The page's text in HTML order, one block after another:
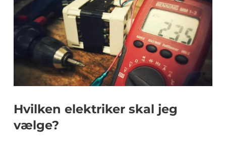
Hvilken elektriker skal jeg
vælge?